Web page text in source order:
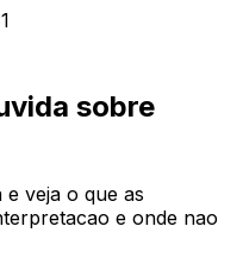
sobre
veja o que as
e onde nao